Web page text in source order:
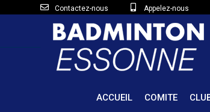
Contactez-nous Appelez-nous
ACCUEIL COMITE